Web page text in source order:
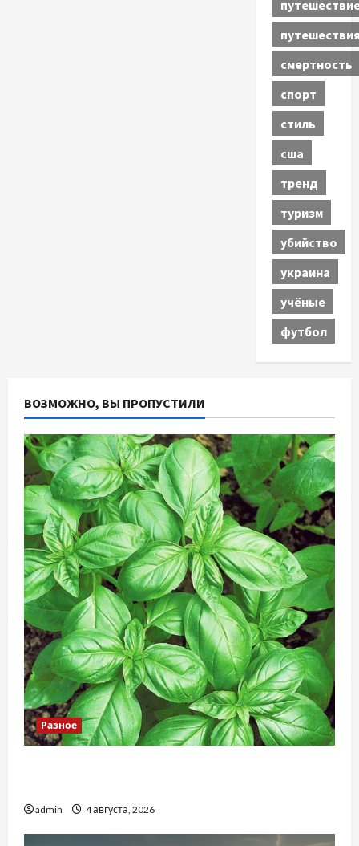
смертность
спорт
стиль
сша
тренд
туризм
убийство
украина
учёные
футбол
ВОЗМОЖНО, ВЫ ПРОПУСТИЛИ
Разное
admin 4 августа, 2026